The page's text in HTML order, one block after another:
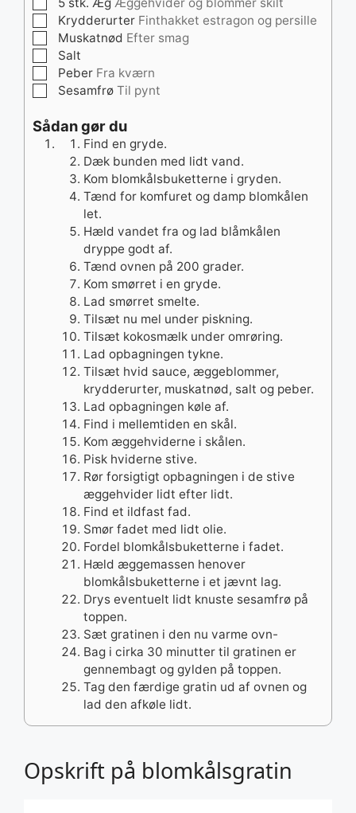
Opskrift på blomkålsgratin
▢
Krydderurter Finthakket estragon og persille
▢
Muskatnød Efter smag
▢
Salt
▢
Peber Fra kværn
▢
Sesamfrø Til pynt
Sådan gør du
Find en gryde.
Dæk bunden med lidt vand.
Kom blomkålsbuketterne i gryden.
Tænd for komfuret og damp blomkålen
let.
Hæld vandet fra og lad blåmkålen
dryppe godt af.
Tænd ovnen på 200 grader.
Kom smørret i en gryde.
Lad smørret smelte.
Tilsæt nu mel under piskning.
Tilsæt kokosmælk under omrøring.
Lad opbagningen tykne.
Tilsæt hvid sauce, æggeblommer,
krydderurter, muskatnød, salt og peber.
Lad opbagningen køle af.
Find i mellemtiden en skål.
Kom æggehviderne i skålen.
Pisk hviderne stive.
Rør forsigtigt opbagningen i de stive
æggehvider lidt efter lidt.
Find et ildfast fad.
Smør fadet med lidt olie.
Fordel blomkålsbuketterne i fadet.
Hæld æggemassen henover
blomkålsbuketterne i et jævnt lag.
Drys eventuelt lidt knuste sesamfrø på
toppen.
Sæt gratinen i den nu varme ovn-
Bag i cirka 30 minutter til gratinen er
gennembagt og gylden på toppen.
Tag den færdige gratin ud af ovnen og
lad den afkøle lidt.